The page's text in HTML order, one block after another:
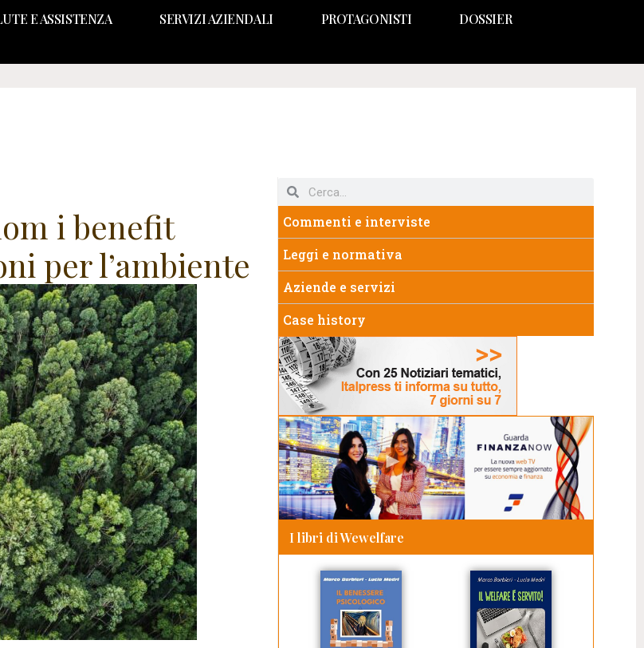
E ASSISTENZA SERVIZI AZIENDALI PROTAGONISTI
DOSSIER
i benefit
per l’ambiente
Commenti e interviste
Leggi e normativa
Aziende e servizi
Case history
I libri di Wewelfare